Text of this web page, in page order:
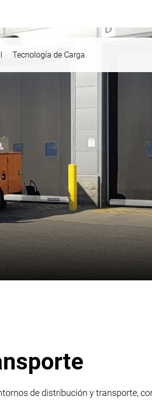
Tecnología de Carga
de distribución y transporte,